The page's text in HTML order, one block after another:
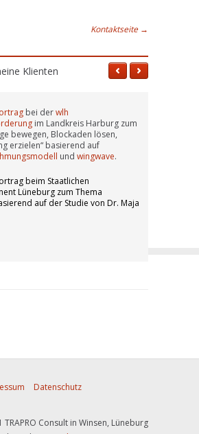
Kontaktseite →
Klienten
bei derwlh
im Landkreis Harburg zum
bewegen, Blockaden lösen,
erzielen“ basierend auf
und wingwave.
beim Staatlichen
Lüneburg zum Thema
auf der Studie von Dr. Maja
Datenschutz
Consult in Winsen, Lüneburg